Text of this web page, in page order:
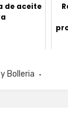
de aceite
Bolleria